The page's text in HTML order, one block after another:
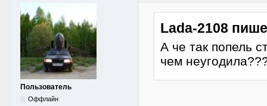
Пользователь
Оффлайн
Lada-2108
А че так попель
чем